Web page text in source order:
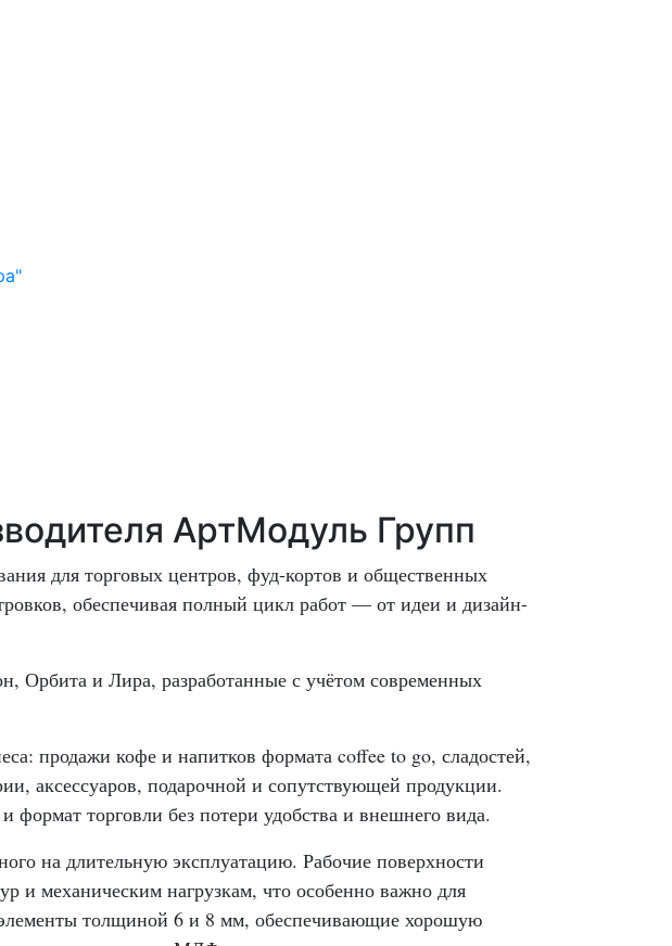
АртМодуль Групп
для торговых центров, фуд-кортов и общественных
обеспечивая полный цикл работ — от идеи и дизайн-
Орбита и Лира, разработанные с учётом современных
продажи кофе и напитков формата coffee to go, сладостей,
аксессуаров, подарочной и сопутствующей продукции.
формат торговли без потери удобства и внешнего вида.
на длительную эксплуатацию. Рабочие поверхности
и механическим нагрузкам, что особенно важно для
толщиной 6 и 8 мм, обеспечивающие хорошую